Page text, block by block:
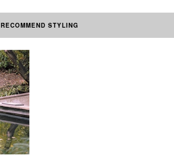
る可能性があります。洗濯後、形を整えて干して
ンブラー)の御使用はおさけ下さい。プリント部
ンを当てないで下さい。
RECOMMEND STYLING